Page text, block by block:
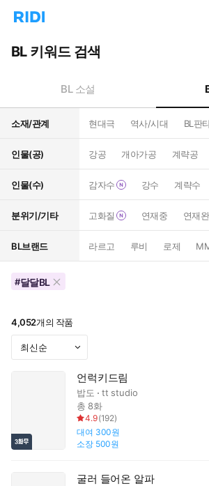
리
으
턴
트
BL 키워드 검색
BL 소설
소재/관계 현대극 역사/시대 BL판
인물(공) 강공 개아가공 계략공
인물(수) 감자수 강수 계략수
분위기/기타 고화질 연재중 연재
BL브랜드 라르고 루비 로제
#달달BL
4,052개의 작품
언럭키드림
밥도
tt studio
총 8화
4.9(192)
대여 300원
소장 500원
굴러 들어온 알파